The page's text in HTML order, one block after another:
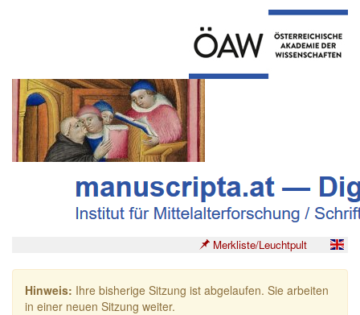
Merkliste/Leuchtpult
Hinweis: Ihre bisherige Sitzung ist abgelaufen. Sie arbeiten
in einer neuen Sitzung weiter.